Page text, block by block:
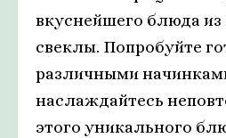
вкуснейшего блюда из
свеклы. Попробуйте
различными
наслаждайтесь
этого уникального